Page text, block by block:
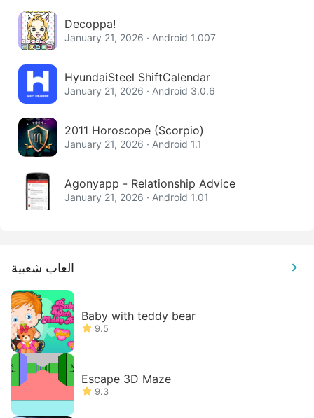
Decoppa!
January 21, 2026 · Android 1.007
HyundaiSteel ShiftCalendar
January 21, 2026 · Android 3.0.6
2011 Horoscope (Scorpio)
January 21, 2026 · Android 1.1
Agonyapp - Relationship Advice
January 21, 2026 · Android 1.01
العاب شعبية
Baby with teddy bear
9.5
Escape 3D Maze
9.3